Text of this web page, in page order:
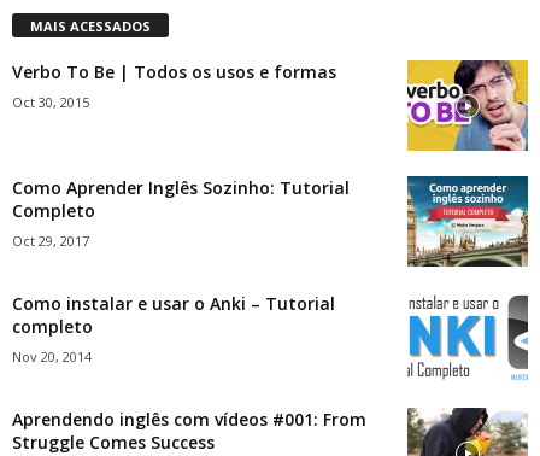
MAIS ACESSADOS
Verbo To Be | Todos os usos e formas
Oct 30, 2015
Como Aprender Inglês Sozinho: Tutorial
Completo
Oct 29, 2017
Como instalar e usar o Anki – Tutorial
completo
Nov 20, 2014
Aprendendo inglês com vídeos #001: From
Struggle Comes Success